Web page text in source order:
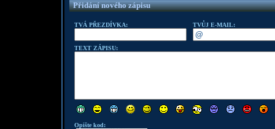
Přidání nového zápisu
TVÁ PŘEZDÍVKA: TVŮJ E-MAIL:
TEXT ZÁPISU:
Opište kod: